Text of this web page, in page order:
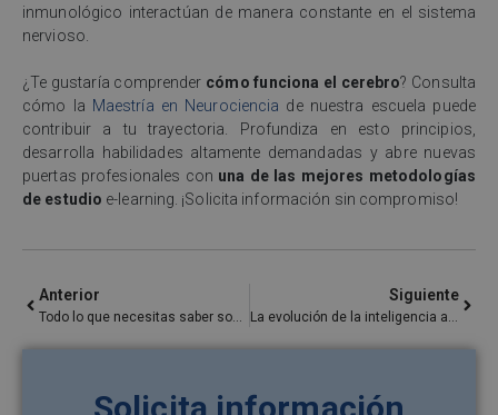
inmunológico interactúan de manera constante en el sistema
nervioso.
¿Te gustaría comprender cómo funciona el cerebro? Consulta
cómo la Maestría en Neurociencia de nuestra escuela puede
contribuir a tu trayectoria. Profundiza en esto principios,
desarrolla habilidades altamente demandadas y abre nuevas
puertas profesionales con una de las mejores metodologías
de estudio e-learning. ¡Solicita información sin compromiso!
Anterior Siguiente